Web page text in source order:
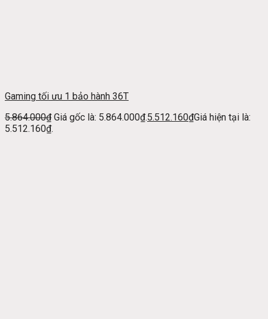
Gaming tối ưu 1 bảo hành 36T
5.864.000₫ Giá gốc là: 5.864.000₫.5.512.160₫Giá hiện tại là:
5.512.160₫.